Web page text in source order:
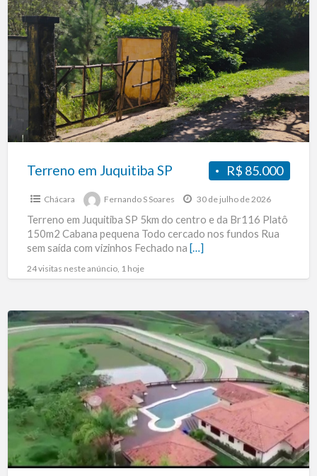
em
Juquitiba
SP
R$ 85.000
Terreno em Juquitiba SP
Chácara Fernando S Soares 30 de julho de 2026
Terreno em Juquitiba SP 5km do centro e da Br116 Platô
150m2 Cabana pequena Todo cercado nos fundos Rua
sem saída com vizinhos Fechado na […]
24 visitas neste anúncio, 1 hoje
Haras
e
Hípico
com
20000m2